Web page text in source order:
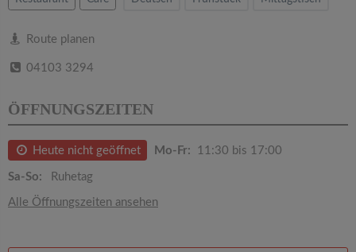
Route planen
04103 3294
ÖFFNUNGSZEITEN
Heute nicht geöffnet Mo-Fr: 11:30 bis 17:00
Sa-So: Ruhetag
Alle Öffnungszeiten ansehen
v
a
t